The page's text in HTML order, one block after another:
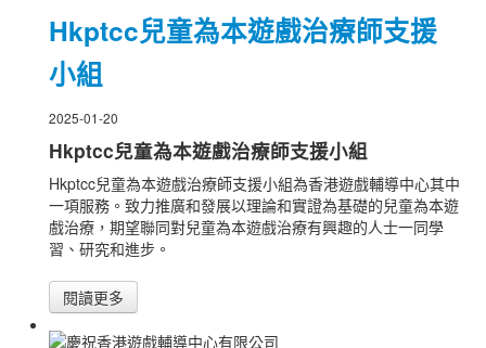
Hkptcc兒童為本遊戲治療師支援
小組
2025-01-20
Hkptcc兒童為本遊戲治療師支援小組
Hkptcc兒童為本遊戲治療師支援小組為香港遊戲輔導中心其中
一項服務。致力推廣和發展以理論和實證為基礎的兒童為本遊
戲治療，期望聯同對兒童為本遊戲治療有興趣的人士一同學
習、研究和進步。
閱讀更多